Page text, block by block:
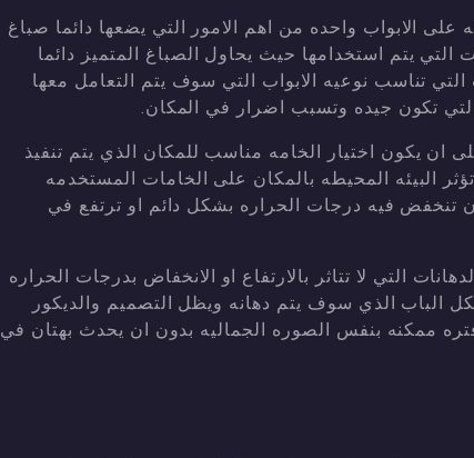
على الابواب واحده من اهم الامور التي يضعها دائما صباغ
التي يتم استخدامها حيث يحاول الصباغ المتميز دائما
التي تناسب نوعيه الابواب التي سوف يتم التعامل معها
التي تكون جيده وتسبب اضرار في المكان.
ان يكون اختيار الخامه مناسب للمكان الذي يتم تنفيذ
البيئه المحيطه بالمكان على الخامات المستخدمه
تنخفض فيه درجات الحراره بشكل دائم او ترتفع في
التي لا تتاثر بالارتفاع او الانخفاض بدرجات الحراره
الباب الذي سوف يتم دهانه ويظل التصميم والديكور
ممكنه بنفس الصوره الجماليه بدون ان يحدث بهتان في